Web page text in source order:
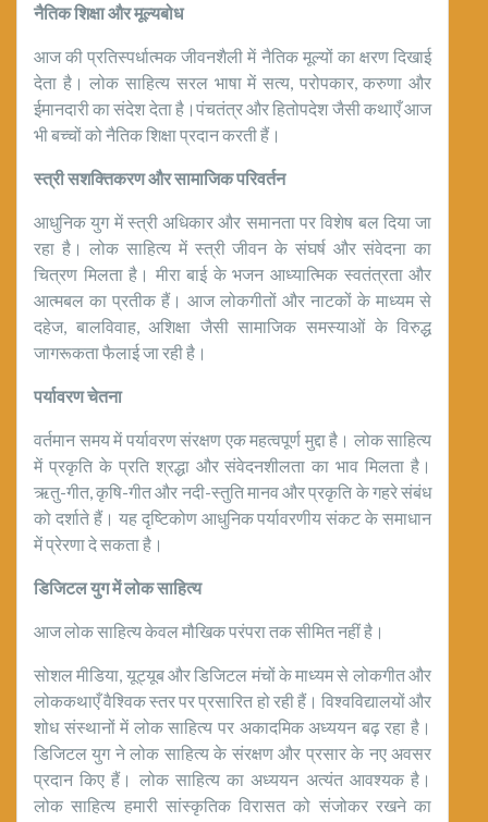
नैतिक शिक्षा और मूल्यबोध
आज की प्रतिस्पर्धात्मक जीवनशैली में नैतिक मूल्यों का क्षरण दिखाई
देता है। लोक साहित्य सरल भाषा में सत्य, परोपकार, करुणा और
ईमानदारी का संदेश देता है।पंचतंत्र और हितोपदेश जैसी कथाएँ आज
भी बच्चों को नैतिक शिक्षा प्रदान करती हैं।
स्त्री सशक्तिकरण और सामाजिक परिवर्तन
आधुनिक युग में स्त्री अधिकार और समानता पर विशेष बल दिया जा
रहा है। लोक साहित्य में स्त्री जीवन के संघर्ष और संवेदना का
चित्रण मिलता है। मीरा बाई के भजन आध्यात्मिक स्वतंत्रता और
आत्मबल का प्रतीक हैं। आज लोकगीतों और नाटकों के माध्यम से
दहेज, बालविवाह, अशिक्षा जैसी सामाजिक समस्याओं के विरुद्ध
जागरूकता फैलाई जा रही है।
पर्यावरण चेतना
वर्तमान समय में पर्यावरण संरक्षण एक महत्वपूर्ण मुद्दा है। लोक साहित्य
में प्रकृति के प्रति श्रद्धा और संवेदनशीलता का भाव मिलता है।
ऋतु-गीत, कृषि-गीत और नदी-स्तुति मानव और प्रकृति के गहरे संबंध
को दर्शाते हैं। यह दृष्टिकोण आधुनिक पर्यावरणीय संकट के समाधान
में प्रेरणा दे सकता है।
डिजिटल युग में लोक साहित्य
आज लोक साहित्य केवल मौखिक परंपरा तक सीमित नहीं है।
सोशल मीडिया, यूट्यूब और डिजिटल मंचों के माध्यम से लोकगीत और
लोककथाएँ वैश्विक स्तर पर प्रसारित हो रही हैं। विश्वविद्यालयों और
शोध संस्थानों में लोक साहित्य पर अकादमिक अध्ययन बढ़ रहा है।
डिजिटल युग ने लोक साहित्य के संरक्षण और प्रसार के नए अवसर
प्रदान किए हैं। लोक साहित्य का अध्ययन अत्यंत आवश्यक है।
लोक साहित्य हमारी सांस्कृतिक विरासत को संजोकर रखने का